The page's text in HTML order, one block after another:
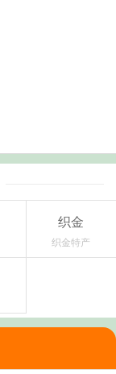
织金
织金特产